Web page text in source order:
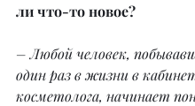
ли что-то новое?
– Любой человек,
один раз в жизни в
косметолога, начинает